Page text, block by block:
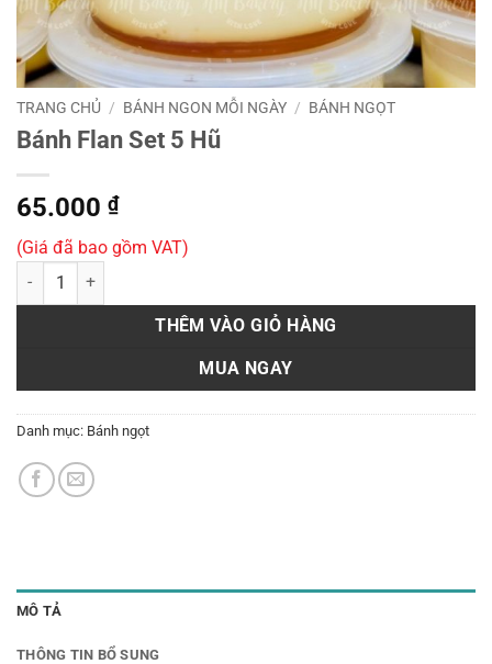
TRANG CHỦ / BÁNH NGON MỖI NGÀY / BÁNH NGỌT
Bánh Flan Set 5 Hũ
65.000 ₫
(Giá đã bao gồm VAT)
Bánh Flan Set 5 Hũ số lượng
THÊM VÀO GIỎ HÀNG
MUA NGAY
Danh mục: Bánh ngọt
MÔ TẢ
THÔNG TIN BỔ SUNG